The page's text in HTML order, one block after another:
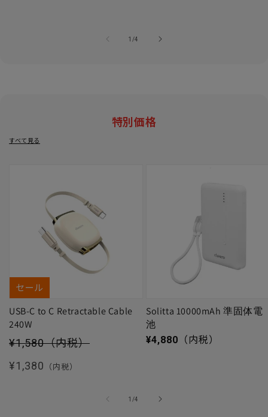
1 /
の4
特別価格
すべて見る
セール
USB-C to C Retractable Cable
240W
セール価格
¥1,580（内税）
通常価格
¥1,380 （内税）
Solitta 10000mAh 準固体電
池
通常価格
¥4,880 （内税）
1 /
の4